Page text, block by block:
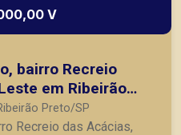
V
bairro Recreio
em Ribeirão
Preto/SP
Recreio das Acácias,